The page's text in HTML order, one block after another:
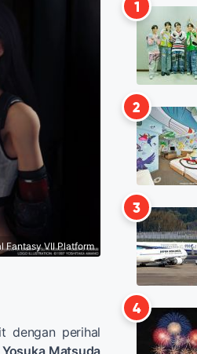
Fantasy VII Platform
dengan perihal
Yosuka Matsuda
1
2
3
4